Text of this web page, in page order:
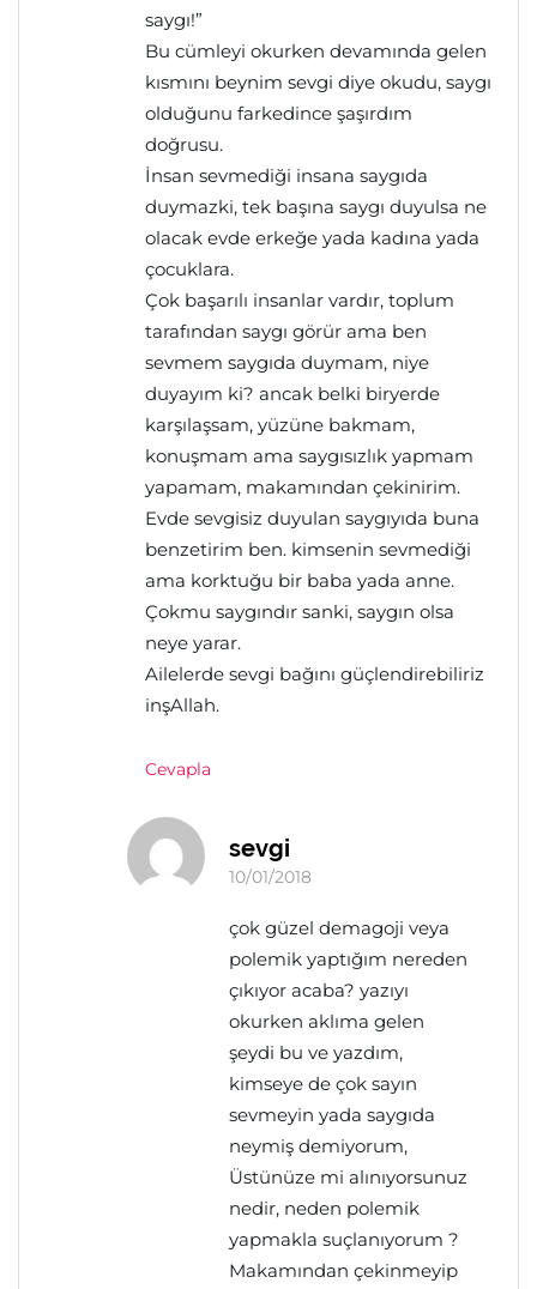
saygı!”
Bu cümleyi okurken devamında gelen
kısmını beynim sevgi diye okudu, saygı
olduğunu farkedince şaşırdım
doğrusu.
İnsan sevmediği insana saygıda
duymazki, tek başına saygı duyulsa ne
olacak evde erkeğe yada kadına yada
çocuklara.
Çok başarılı insanlar vardır, toplum
tarafından saygı görür ama ben
sevmem saygıda duymam, niye
duyayım ki? ancak belki biryerde
karşılaşsam, yüzüne bakmam,
konuşmam ama saygısızlık yapmam
yapamam, makamından çekinirim.
Evde sevgisiz duyulan saygıyıda buna
benzetirim ben. kimsenin sevmediği
ama korktuğu bir baba yada anne.
Çokmu saygındır sanki, saygın olsa
neye yarar.
Ailelerde sevgi bağını güçlendirebiliriz
inşAllah.
Cevapla
sevgi
10/01/2018
çok güzel demagoji veya
polemik yaptığım nereden
çıkıyor acaba? yazıyı
okurken aklıma gelen
şeydi bu ve yazdım,
kimseye de çok sayın
sevmeyin yada saygıda
neymiş demiyorum,
Üstünüze mi alınıyorsunuz
nedir, neden polemik
yapmakla suçlanıyorum ?
Makamından çekinmeyip